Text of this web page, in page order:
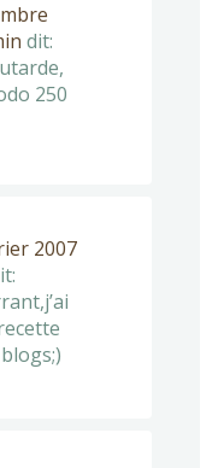
dit:
250
2007